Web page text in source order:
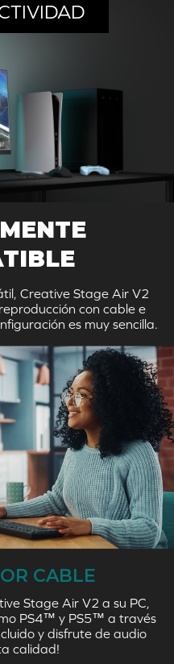
Creative Stage Air V2
con cable e
es muy sencilla.
CABLE
Stage Air V2 a su PC,
PS4™ y PS5™ a través
y disfrute de audio
calidad!